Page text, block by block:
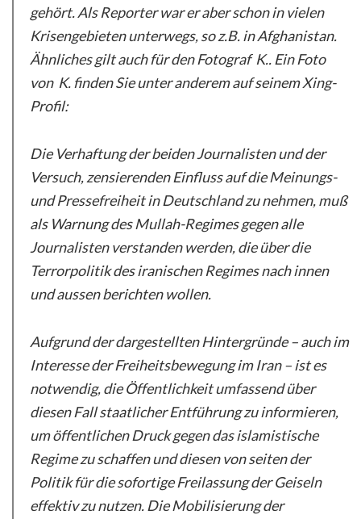
gehört. Als Reporter war er aber schon in vielen
Krisengebieten unterwegs, so z.B. in Afghanistan.
Ähnliches gilt auch für den Fotograf K.. Ein Foto
von K. finden Sie unter anderem auf seinem Xing-
Profil:
Die Verhaftung der beiden Journalisten und der
Versuch, zensierenden Einfluss auf die Meinungs-
und Pressefreiheit in Deutschland zu nehmen, muß
als Warnung des Mullah-Regimes gegen alle
Journalisten verstanden werden, die über die
Terrorpolitik des iranischen Regimes nach innen
und aussen berichten wollen.
Aufgrund der dargestellten Hintergründe – auch im
Interesse der Freiheitsbewegung im Iran – ist es
notwendig, die Öffentlichkeit umfassend über
diesen Fall staatlicher Entführung zu informieren,
um öffentlichen Druck gegen das islamistische
Regime zu schaffen und diesen von seiten der
Politik für die sofortige Freilassung der Geiseln
effektiv zu nutzen. Die Mobilisierung der